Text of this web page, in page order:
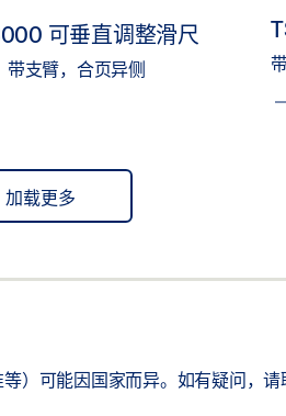
可垂直调整滑尺
支臂，合页异侧
加载更多
）可能因国家而异。如有疑问，请